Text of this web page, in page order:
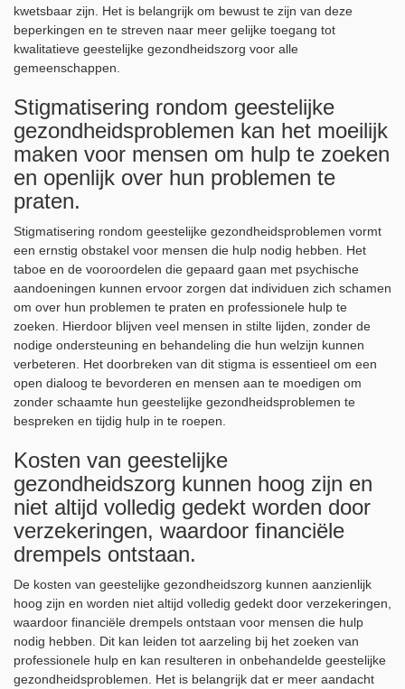
kwetsbaar zijn. Het is belangrijk om bewust te zijn van deze
beperkingen en te streven naar meer gelijke toegang tot
kwalitatieve geestelijke gezondheidszorg voor alle
gemeenschappen.
Stigmatisering rondom geestelijke
gezondheidsproblemen kan het moeilijk
maken voor mensen om hulp te zoeken
en openlijk over hun problemen te
praten.
Stigmatisering rondom geestelijke gezondheidsproblemen vormt
een ernstig obstakel voor mensen die hulp nodig hebben. Het
taboe en de vooroordelen die gepaard gaan met psychische
aandoeningen kunnen ervoor zorgen dat individuen zich schamen
om over hun problemen te praten en professionele hulp te
zoeken. Hierdoor blijven veel mensen in stilte lijden, zonder de
nodige ondersteuning en behandeling die hun welzijn kunnen
verbeteren. Het doorbreken van dit stigma is essentieel om een
open dialoog te bevorderen en mensen aan te moedigen om
zonder schaamte hun geestelijke gezondheidsproblemen te
bespreken en tijdig hulp in te roepen.
Kosten van geestelijke
gezondheidszorg kunnen hoog zijn en
niet altijd volledig gedekt worden door
verzekeringen, waardoor financiële
drempels ontstaan.
De kosten van geestelijke gezondheidszorg kunnen aanzienlijk
hoog zijn en worden niet altijd volledig gedekt door verzekeringen,
waardoor financiële drempels ontstaan voor mensen die hulp
nodig hebben. Dit kan leiden tot aarzeling bij het zoeken van
professionele hulp en kan resulteren in onbehandelde geestelijke
gezondheidsproblemen. Het is belangrijk dat er meer aandacht